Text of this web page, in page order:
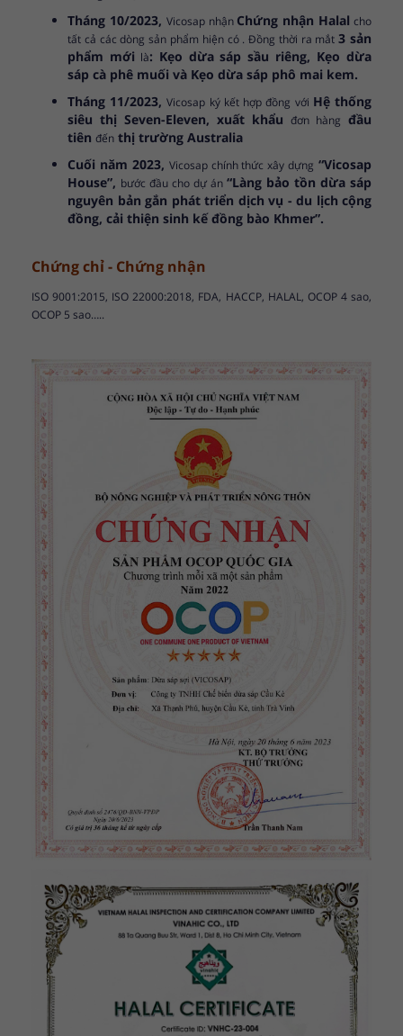
Tháng 10/2023, Vicosap nhận Chứng nhận Halal cho
tất cả các dòng sản phẩm hiện có . Đồng thời ra mắt3 sản
phẩm mới là: Kẹo dừa sáp sầu riêng, Kẹo dừa
sáp cà phê muối và Kẹo dừa sáp phô mai kem.
Tháng 11/2023,Vicosap ký kết hợp đồng với Hệ thống
siêu thị Seven-Eleven, xuất khẩu đơn hàng đầu
tiên đến thị trường Australia
Cuối năm 2023, Vicosap chính thức xây dựng “Vicosap
House”, bước đầu cho dự án“Làng bảo tồn dừa sáp
nguyên bản gắn phát triển dịch vụ - du lịch cộng
đồng, cải thiện sinh kế đồng bào Khmer”.
Chứng chỉ - Chứng nhận
ISO 9001:2015, ISO 22000:2018, FDA, HACCP, HALAL, OCOP 4 sao,
OCOP 5 sao…..